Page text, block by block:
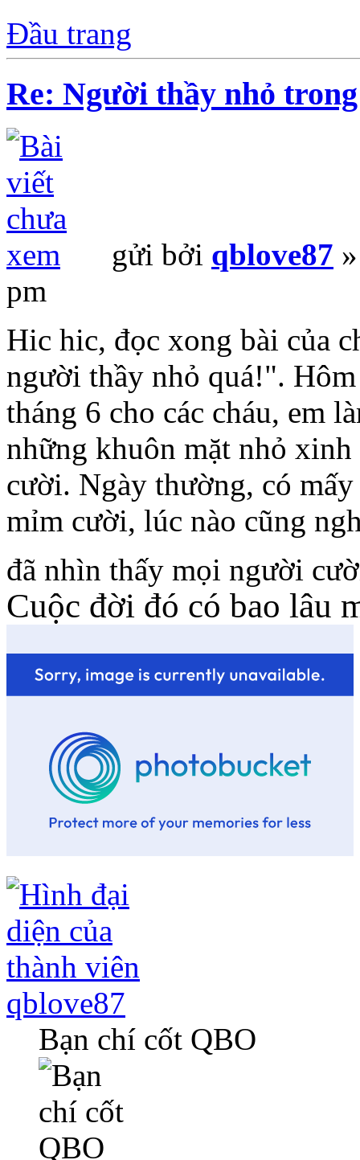
Đầu trang
Re: Người thầy nhỏ
gửi bởi qblove87
pm
Hic hic, đọc xong bài của
người thầy nhỏ quá!".
tháng 6 cho các cháu, em
những khuôn mặt nhỏ
cười. Ngày thường, có
mỉm cười, lúc nào cũng
đã nhìn thấy mọi người
Cuộc đời đó có bao lâu
qblove87
Bạn chí cốt QBO